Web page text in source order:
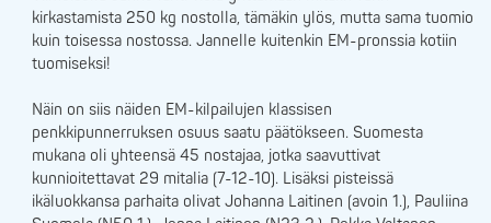
kirkastamista 250 kg nostolla, tämäkin ylös, mutta sama tuomio
kuin toisessa nostossa. Jannelle kuitenkin EM-pronssia kotiin
tuomiseksi!
Näin on siis näiden EM-kilpailujen klassisen
penkkipunnerruksen osuus saatu päätökseen. Suomesta
mukana oli yhteensä 45 nostajaa, jotka saavuttivat
kunnioitettavat 29 mitalia (7-12-10). Lisäksi pisteissä
ikäluokkansa parhaita olivat Johanna Laitinen (avoin 1.), Pauliina